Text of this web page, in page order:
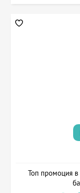
Топ промоция